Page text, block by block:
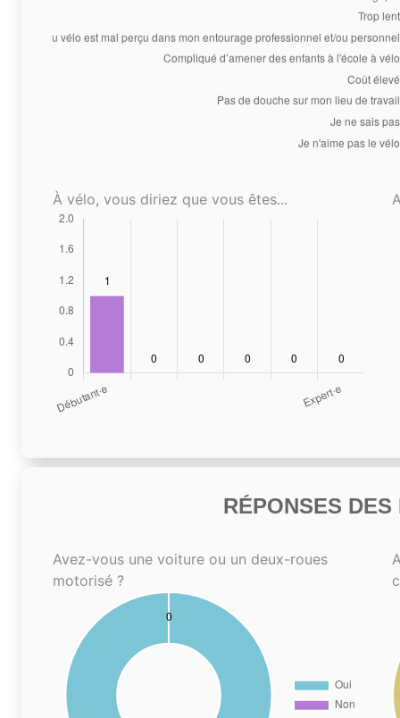
À vélo, vous diriez que vous êtes...
RÉPONSES
Avez-vous une voiture ou un deux-roues
motorisé ?